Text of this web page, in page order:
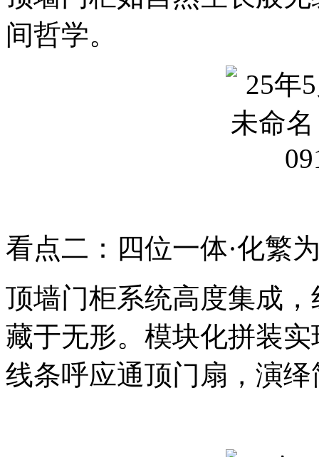
间哲学。
看点二：四位一体·化繁
顶墙门柜系统高度集成
藏于无形。模块化拼装
线条呼应通顶门扇，演